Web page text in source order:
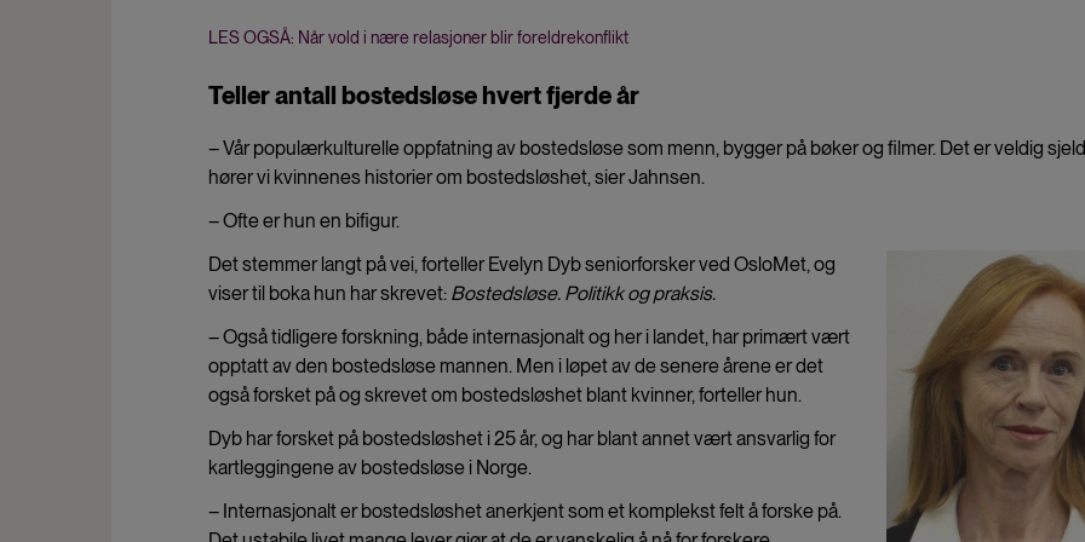
LES OGSÅ: Når vold i nære relasjoner blir foreldrekonflikt
Teller antall bostedsløse hvert fjerde år
– Vår populærkulturelle oppfatning av bostedsløse som menn, bygger på bøker og filmer. Det er veldig
hører vi kvinnenes historier om bostedsløshet, sier Jahnsen.
– Ofte er hun en bifigur.
Det stemmer langt på vei, forteller Evelyn Dyb seniorforsker ved OsloMet, og
viser til boka hun har skrevet: Bostedsløse. Politikk og praksis.
– Også tidligere forskning, både internasjonalt og her i landet, har primært vært
opptatt av den bostedsløse mannen. Men i løpet av de senere årene er det
også forsket på og skrevet om bostedsløshet blant kvinner, forteller hun.
Dyb har forsket på bostedsløshet i 25 år, og har blant annet vært ansvarlig for
kartleggingene av bostedsløse i Norge.
– Internasjonalt er bostedsløshet anerkjent som et komplekst felt å forske på.